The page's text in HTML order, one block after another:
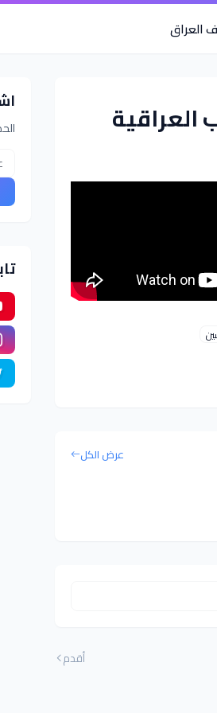
العراق
العراقية
عرض الكل
أقدم